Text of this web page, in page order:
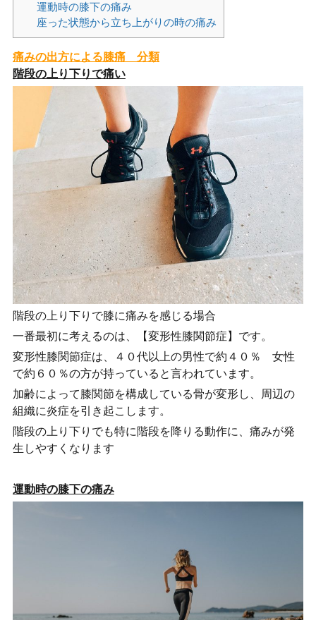
運動時の膝下の痛み
座った状態から立ち上がりの時の痛み
痛みの出方による膝痛 分類
階段の上り下りで痛い
階段の上り下りで膝に痛みを感じる場合
一番最初に考えるのは、【変形性膝関節症】です。
変形性膝関節症は、４０代以上の男性で約４０％ 女性
で約６０％の方が持っていると言われています。
加齢によって膝関節を構成している骨が変形し、周辺の
組織に炎症を引き起こします。
階段の上り下りでも特に階段を降りる動作に、痛みが発
生しやすくなります
運動時の膝下の痛み